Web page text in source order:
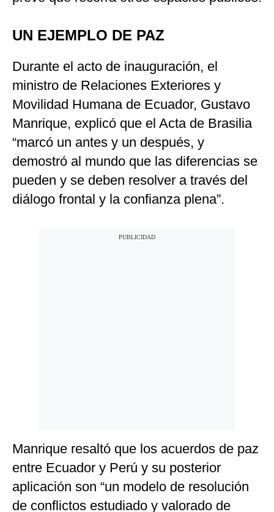
UN EJEMPLO DE PAZ
Durante el acto de inauguración, el
ministro de Relaciones Exteriores y
Movilidad Humana de Ecuador, Gustavo
Manrique, explicó que el Acta de Brasilia
“marcó un antes y un después, y
demostró al mundo que las diferencias se
pueden y se deben resolver a través del
diálogo frontal y la confianza plena”.
Manrique resaltó que los acuerdos de paz
entre Ecuador y Perú y su posterior
aplicación son “un modelo de resolución
de conflictos estudiado y valorado de